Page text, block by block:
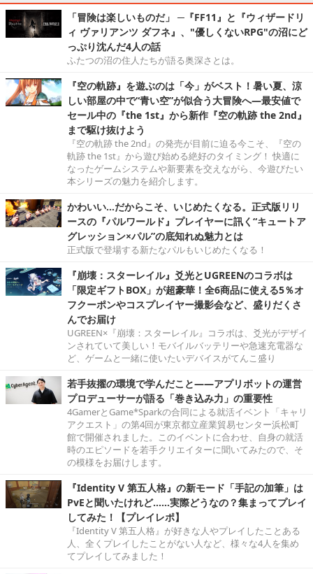
「冒険は楽しいものだ」 ─『FF11』と『ウィザードリ
ィ ヴァリアンツ ダフネ』、"優しくないRPG"の沼にど
っぷり沈んだ4人の話
ふたつの沼の住人たちが語る奥深さとは。
『空の軌跡』を遊ぶのは「今」がベスト！暑い夏、涼
しい部屋の中で“青い空”が似合う大冒険へ―最安値で
セール中の『the 1st』から新作『空の軌跡 the 2nd』
まで駆け抜けよう
『空の軌跡 the 2nd』の発売が目前に迫る今こそ、『空の
軌跡 the 1st』から遊び始める絶好のタイミング！ 快適に
なったゲームシステムや新要素を交えながら、今遊びたい
本シリーズの魅力を紹介します。
かわいい…だからこそ、いじめたくなる。正式版リリ
ースの『パルワールド』プレイヤーに訊く“キュートア
グレッション×パル”の底知れぬ魅力とは
正式版で登場する新たなパルもいじめたくなる！
『崩壊：スターレイル』爻光とUGREENのコラボは
「限定ギフトBOX」が超豪華！全6商品に使える5％オ
フクーポンやコスプレイヤー撮影会など、盛りだくさ
んでお届け
UGREEN×『崩壊：スターレイル』コラボは、爻光がデザイ
ンされていて美しい！モバイルバッテリーや急速充電器な
ど、ゲームと一緒に使いたいデバイスがてんこ盛り
若手抜擢の環境で学んだこと――アプリボットの運営
プロデューサーが語る「巻き込み力」の重要性
4GamerとGame*Sparkの合同による就活イベント「キャリ
アクエスト」の第4回が東京都立産業貿易センター浜松町
館で開催されました。このイベントに合わせ、自身の就活
時のエピソードを若手クリエイターに聞いてみたので、そ
の模様をお届けします。
『Identity V 第五人格』の新モード「手記の加筆」は
PvEと聞いたけれど……実際どうなの？集まってプレイ
してみた！【プレイレポ】
『Identity V 第五人格』が好きな人やプレイしたことある
人、全くプレイしたことがない人など、様々な4人を集め
てプレイしてみました！